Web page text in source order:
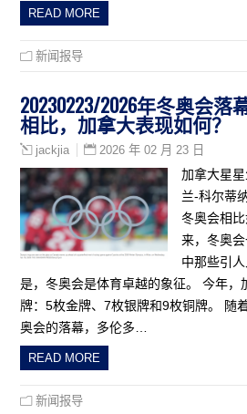
READ MORE
新闻报导
20230223/2026年冬奥会
相比，加拿大表现如何？
jackjia 2026 年 02 月 23 日
加拿大星
兰-科尔蒂
冬奥会相
来，冬奥
中那些引
是，冬奥会是体育卓越的象征。 今年，
牌：5枚金牌、7枚银牌和9枚铜牌。 随
奥会的落幕，多伦多…
READ MORE
新闻报导